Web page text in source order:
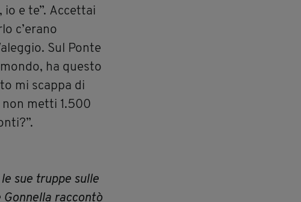
e te”. Accettai
c’erano
Sul Ponte
ha questo
mi scappa di
metti 1.500
sue truppe sulle
raccontò